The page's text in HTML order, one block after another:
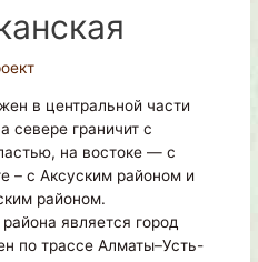
в центральной части
севере граничит с
на востоке — с
– с Аксуским районом и
районом.
является город
по трассе Алматы–Усть-